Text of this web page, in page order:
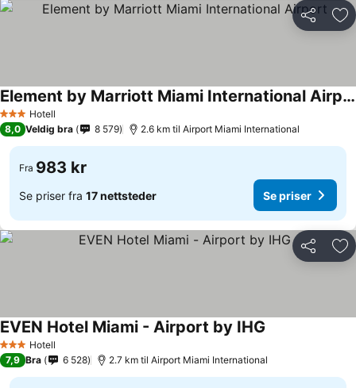
Del
3 StjernerHotell
Element by Marriott Miami International Airport
8,0 Veldig bra 8 579 2.6 km til Airport Miami International
Fra 983 kr
Se priser fra 17 nettsteder Se priser
Del
3 StjernerHotell
EVEN Hotel Miami - Airport by IHG
7,9 Bra 6 528 2.7 km til Airport Miami International